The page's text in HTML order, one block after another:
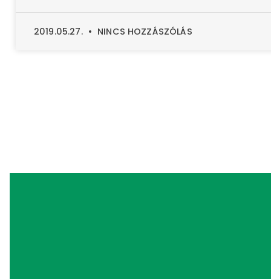
2019.05.27. NINCS HOZZÁSZÓLÁS